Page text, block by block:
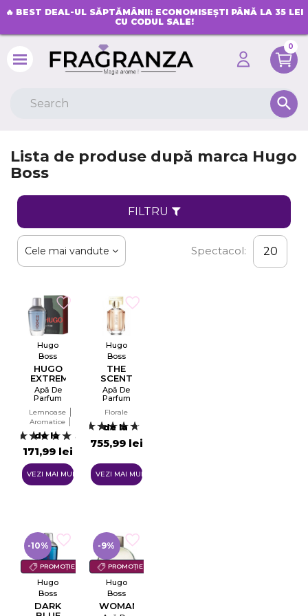
🔥 BEST DEAL-UL SĂPTĂMÂNII: ECONOMISEȘTI PÂNĂ LA 35 LEI
CU CODUL SALE!
0
search
Lista de produse după marca Hugo
Boss
FILTRU
Cele mai vandute Spectacol: 20
Hugo
Boss
HUGO
EXTREME
Apă De
Parfum
Lemnoase
Aromatice
Citrice
4
de la
171,99 lei
VEZI MAI MULTE
Hugo
Boss
THE
SCENT
Apă De
Parfum
Femei
EDP
Florale
de la
755,99 lei
VEZI MAI MULTE
PROMOȚIE
-10%
Hugo
Boss
DARK
PROMOȚIE
-9%
Hugo
Boss
WOMAN